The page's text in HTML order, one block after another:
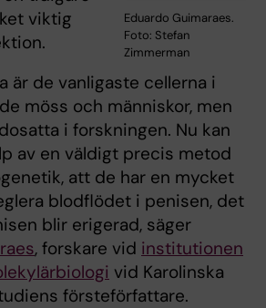
Eduardo Guimaraes.
Foto: Stefan
Zimmerman
viktig
är de vanligaste cellerna i
möss och människor, men
i forskningen. Nu kan
av en väldigt precis metod
att de har en mycket
blodflödet i penisen, det
blir erigerad, säger
, forskare vid institutionen
vid Karolinska
försteförfattare.